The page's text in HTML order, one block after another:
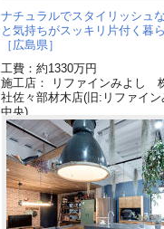
ナチュラルでスタイリッシュ
と気持ちがスッキリ片付く暮
［広島県］
工費：約1330万円
施工店： リファインみよし
社佐々部材木店(旧:リファイン
中央)